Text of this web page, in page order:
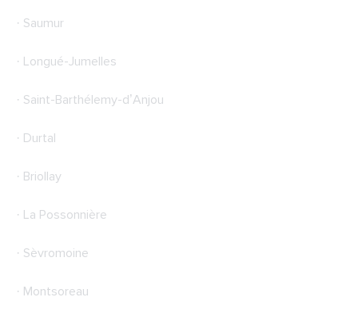
· Saumur
· Longué-Jumelles
· Saint-Barthélemy-d’Anjou
· Durtal
· Briollay
· La Possonnière
· Sèvromoine
· Montsoreau